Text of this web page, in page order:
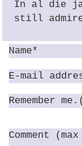
In al die
still
Name*
E-mail
Remember
Comment